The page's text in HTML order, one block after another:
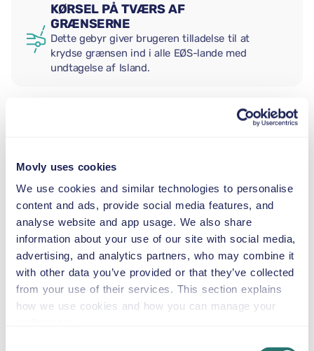
Movly uses cookies
We use cookies and similar technologies to personalise
content and ads, provide social media features, and
analyse website and app usage. We also share
information about your use of our site with social media,
advertising, and analytics partners, who may combine it
with other data you’ve provided or that they’ve collected
from your use of their services. This section explains
how we use cookies and how you can manage your
KØRSEL PÅ TVÆRS AF
GRÆNSERNE
Dette gebyr giver brugeren tilladelse til at
krydse grænsen ind i alle EØS-lande med
undtagelse af Island.
2,5–13 kg
BARNESÆDE
9–18 kg
AUTOSTOL